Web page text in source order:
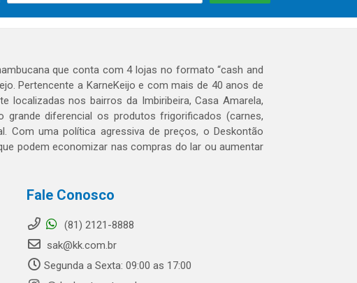
que conta com 4 lojas no formato “cash and
Pertencente a KarneKeijo e com mais de 40 anos de
localizadas nos bairros da Imbiribeira, Casa Amarela,
grande diferencial os produtos frigorificados (carnes,
Com uma política agressiva de preços, o Deskontão
podem economizar nas compras do lar ou aumentar
Fale Conosco
(81) 2121-8888
sak@kk.com.br
Segunda a Sexta: 09:00 as 17:00